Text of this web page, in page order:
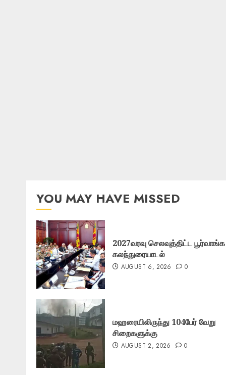
YOU MAY HAVE MISSED
2027வரவு செலவுத்திட்ட பூர்வாங்க
கலந்துரையாடல்
AUGUST 6, 2026 0
மஹரையிலிருந்து 104பேர் வேறு
சிறைகளுக்கு
AUGUST 2, 2026 0